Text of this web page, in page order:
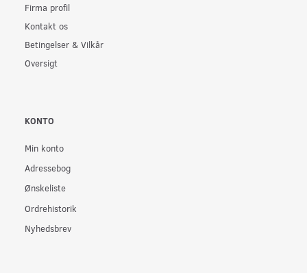
Firma profil
Kontakt os
Betingelser & Vilkår
Oversigt
KONTO
Min konto
Adressebog
Ønskeliste
Ordrehistorik
Nyhedsbrev